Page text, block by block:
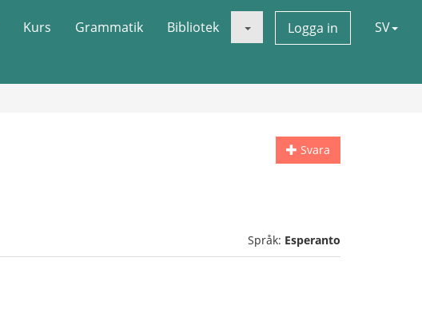
Kurs Grammatik Bibliotek Logga in SV
Svara
Språk: Esperanto